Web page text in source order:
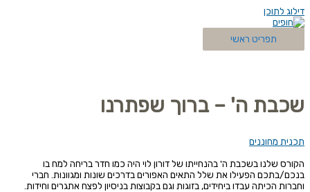
דילוג לתוכן
תפריט ראשי
שכבת ה' – ברוך שפתרנו
תכנית מחוננים
הקורס שלנו בשכבת ה' בהנחייתו של דורון לוי היה כמו חדר בריחה למח בו
בנכם/בתכם הפעילו את שלל התאים האפורים בדרכים שונות ומגוונות. חברי
וחברות הכיתה עבדו ביחידים, בזוגות וגם בקבוצות בניסיון לפצח אתגרים וחידות.